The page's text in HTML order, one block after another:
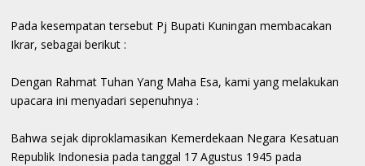
Pada kesempatan tersebut Pj Bupati Kuningan membacakan
Ikrar, sebagai berikut :
Dengan Rahmat Tuhan Yang Maha Esa, kami yang melakukan
upacara ini menyadari sepenuhnya :
Bahwa sejak diproklamasikan Kemerdekaan Negara Kesatuan
Republik Indonesia pada tanggal 17 Agustus 1945 pada